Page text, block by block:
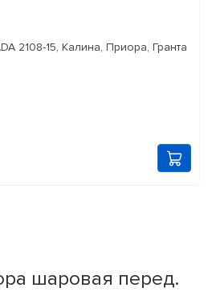
2108-15, Калина, Приора, Гранта
шаровая перед.